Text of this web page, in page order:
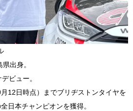
出身。
ビュー。
12日時点）までブリヂストンタイヤを
日本チャンピオンを獲得。